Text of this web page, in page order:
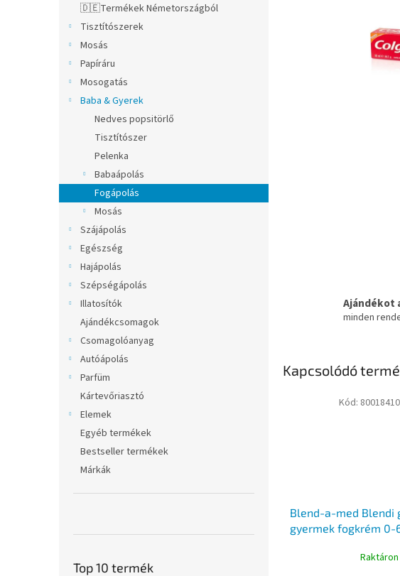
🇩🇪Termékek Németországból
Tisztítószerek
Mosás
Papíráru
Mosogatás
Baba & Gyerek
Nedves popsitörlő
Tisztítószer
Pelenka
Babaápolás
Fogápolás
Mosás
Szájápolás
Egészség
Hajápolás
Szépségápolás
Illatosítók
Ajándékcsomagok
Csomagolóanyag
Autóápolás
Parfüm
Kártevőriasztó
Elemek
Egyéb termékek
Bestseller termékek
Márkák
Top 10 termék
Ajándékot
minden
Kapcsolódó
Blend-a-med Blendi
gyermek fogkrém 0-
Raktáron
Kód: